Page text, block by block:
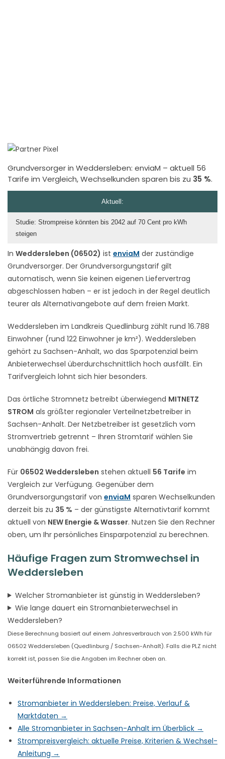
Grundversorger in Weddersleben: enviaM – aktuell 56
Tarife im Vergleich, Wechselkunden sparen bis zu 35 %.
In Weddersleben (06502) ist enviaM der zuständige
Grundversorger. Der Grundversorgungstarif gilt
automatisch, wenn Sie keinen eigenen Liefervertrag
abgeschlossen haben – er ist jedoch in der Regel deutlich
teurer als Alternativangebote auf dem freien Markt.
Weddersleben im Landkreis Quedlinburg zählt rund 16.788
Einwohner (rund 122 Einwohner je km²). Weddersleben
gehört zu Sachsen-Anhalt, wo das Sparpotenzial beim
Anbieterwechsel überdurchschnittlich hoch ausfällt. Ein
Tarifvergleich lohnt sich hier besonders.
Das örtliche Stromnetz betreibt überwiegend MITNETZ
STROM als größter regionaler Verteilnetzbetreiber in
Sachsen-Anhalt. Der Netzbetreiber ist gesetzlich vom
Stromvertrieb getrennt – Ihren Stromtarif wählen Sie
unabhängig davon frei.
Für 06502 Weddersleben stehen aktuell 56 Tarife im
Vergleich zur Verfügung. Gegenüber dem
Grundversorgungstarif von enviaM sparen Wechselkunden
derzeit bis zu 35 % – der günstigste Alternativtarif kommt
aktuell von NEW Energie & Wasser. Nutzen Sie den Rechner
oben, um Ihr persönliches Einsparpotenzial zu berechnen.
Häufige Fragen zum Stromwechsel in
Weddersleben
Welcher Stromanbieter ist günstig in Weddersleben?
Wie lange dauert ein Stromanbieterwechsel in
Weddersleben?
Diese Berechnung basiert auf einem Jahresverbrauch von 2.500 kWh für
06502 Weddersleben (Quedlinburg / Sachsen-Anhalt). Falls die PLZ nicht
korrekt ist, passen Sie die Angaben im Rechner oben an.
Weiterführende Informationen
Stromanbieter in Weddersleben: Preise, Verlauf &
Marktdaten →
Alle Stromanbieter in Sachsen-Anhalt im Überblick →
Strompreisvergleich: aktuelle Preise, Kriterien & Wechsel-
Anleitung →
Aktuell:
Studie: Strompreise könnten bis 2042 auf 70 Cent pro kWh
steigen